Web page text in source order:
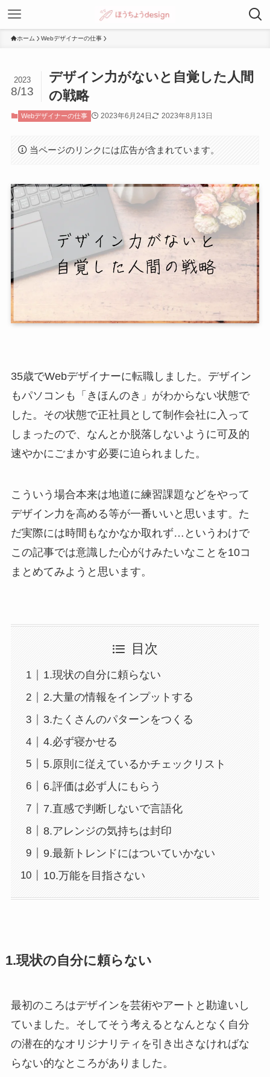
ホーム Webデザイナーの仕事
デザイン力がないと自覚した人間
の戦略
2023
8/13
Webデザイナーの仕事 2023年6月24日 2023年8月13日
当ページのリンクには広告が含まれています。
35歳でWebデザイナーに転職しました。デザイン
もパソコンも「きほんのき」がわからない状態で
した。その状態で正社員として制作会社に入って
しまったので、なんとか脱落しないように可及的
速やかにごまかす必要に迫られました。
こういう場合本来は地道に練習課題などをやって
デザイン力を高める等が一番いいと思います。た
だ実際には時間もなかなか取れず…というわけで
この記事では意識した心がけみたいなことを10コ
まとめてみようと思います。
目次
1.現状の自分に頼らない
2.大量の情報をインプットする
3.たくさんのパターンをつくる
4.必ず寝かせる
5.原則に従えているかチェックリスト
6.評価は必ず人にもらう
7.直感で判断しないで言語化
8.アレンジの気持ちは封印
9.最新トレンドにはついていかない
10.万能を目指さない
1.現状の自分に頼らない
最初のころはデザインを芸術やアートと勘違いし
ていました。そしてそう考えるとなんとなく自分
の潜在的なオリジナリティを引き出さなければな
らない的なところがありました。